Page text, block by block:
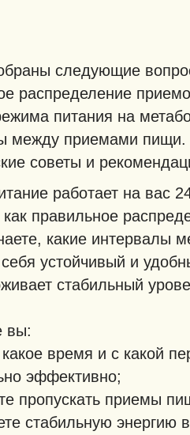
следующие
распределение
питания на
между приемами пищи.
советы и
работает на
правильное
какие интервалы
устойчивый и
стабильный
вы:
какое время и с какой
эффективно;
пропускать приемы
стабильную энергию